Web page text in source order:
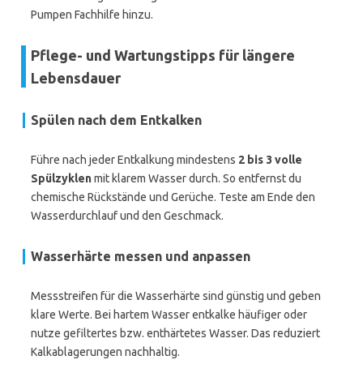
Pumpen Fachhilfe hinzu.
Pflege- und Wartungstipps für längere
Lebensdauer
Spülen nach dem Entkalken
Führe nach jeder Entkalkung mindestens 2 bis 3 volle
Spülzyklenmit klarem Wasser durch. So entfernst du
chemische Rückstände und Gerüche. Teste am Ende den
Wasserdurchlauf und den Geschmack.
Wasserhärte messen und anpassen
Messstreifen für die Wasserhärte sind günstig und geben
klare Werte. Bei hartem Wasser entkalke häufiger oder
nutze gefiltertes bzw. enthärtetes Wasser. Das reduziert
Kalkablagerungen nachhaltig.